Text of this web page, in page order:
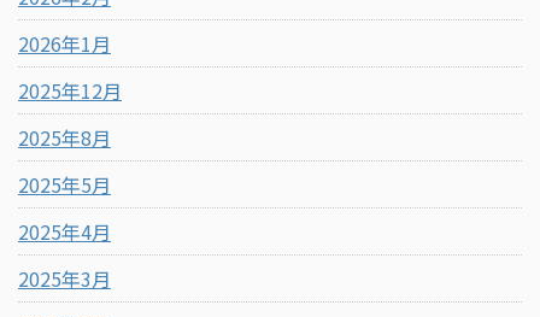
2026年1月
2025年12月
2025年8月
2025年5月
2025年4月
2025年3月